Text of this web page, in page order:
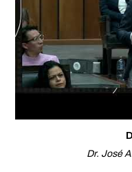
Dr. José